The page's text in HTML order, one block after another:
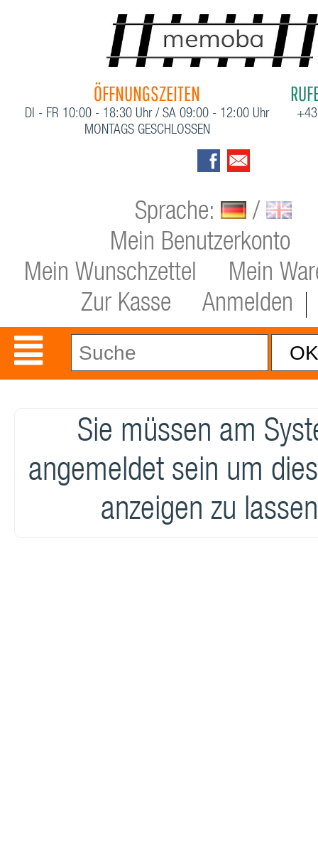
ÖFFNUNGSZEITEN
DI - FR 10:00 - 18:30 Uhr / SA 09:00 - 12:00 Uhr
MONTAGS GESCHLOSSEN
Sprache:
/
Mein Benutzerkonto
Mein Wunschzettel
Mein
Zur Kasse
Anmelden
Sie müssen am
angemeldet sein um
anzeigen zu